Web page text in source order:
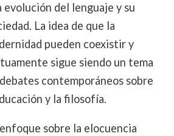
evolución del lenguaje y su
La idea de que la
pueden coexistir y
sigue siendo un tema
contemporáneos sobre
y la filosofía.
sobre la elocuencia